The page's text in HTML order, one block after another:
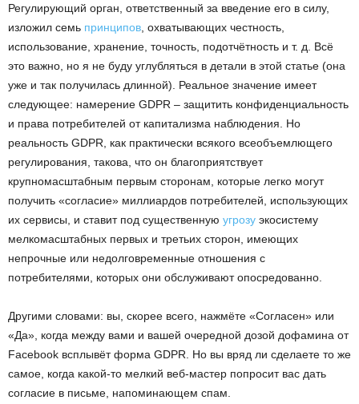
Регулирующий орган, ответственный за введение его в силу,
изложил семь принципов , охватывающих честность,
использование, хранение, точность, подотчётность и т. д. Всё
это важно, но я не буду углубляться в детали в этой статье (она
уже и так получилась длинной). Реальное значение имеет
следующее: намерение GDPR – защитить конфиденциальность
и права потребителей от капитализма наблюдения. Но
реальность GDPR, как практически всякого всеобъемлющего
регулирования, такова, что он благоприятствует
крупномасштабным первым сторонам, которые легко могут
получить «согласие» миллиардов потребителей, использующих
их сервисы, и ставит под существенную угрозу экосистему
мелкомасштабных первых и третьих сторон, имеющих
непрочные или недолговременные отношения с
потребителями, которых они обслуживают опосредованно.
Другими словами: вы, скорее всего, нажмёте «Согласен» или
«Да», когда между вами и вашей очередной дозой дофамина от
Facebook всплывёт форма GDPR. Но вы вряд ли сделаете то же
самое, когда какой-то мелкий веб-мастер попросит вас дать
согласие в письме, напоминающем спам.